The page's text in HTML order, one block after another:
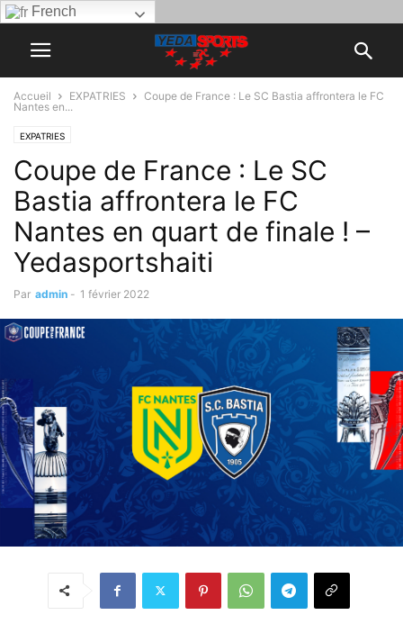
French
Accueil EXPATRIES
Coupe de France : Le SC Bastia affrontera le FC
Nantes en...
EXPATRIES
Coupe de France : Le SC
Bastia affrontera le FC
Nantes en quart de finale ! –
Yedasportshaiti
Par admin - 1 février 2022